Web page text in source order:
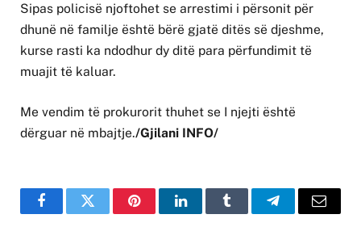
Sipas policisë njoftohet se arrestimi i përsonit për
dhunë në familje është bërë gjatë ditës së djeshme,
kurse rasti ka ndodhur dy ditë para përfundimit të
muajit të kaluar.
Me vendim të prokurorit thuhet se I njejti është
dërguar në mbajtje./Gjilani INFO/
FacebookTwitter PinterestLinkedInTumblr TelegramEmail